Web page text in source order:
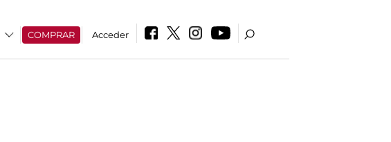
COMPRAR Acceder